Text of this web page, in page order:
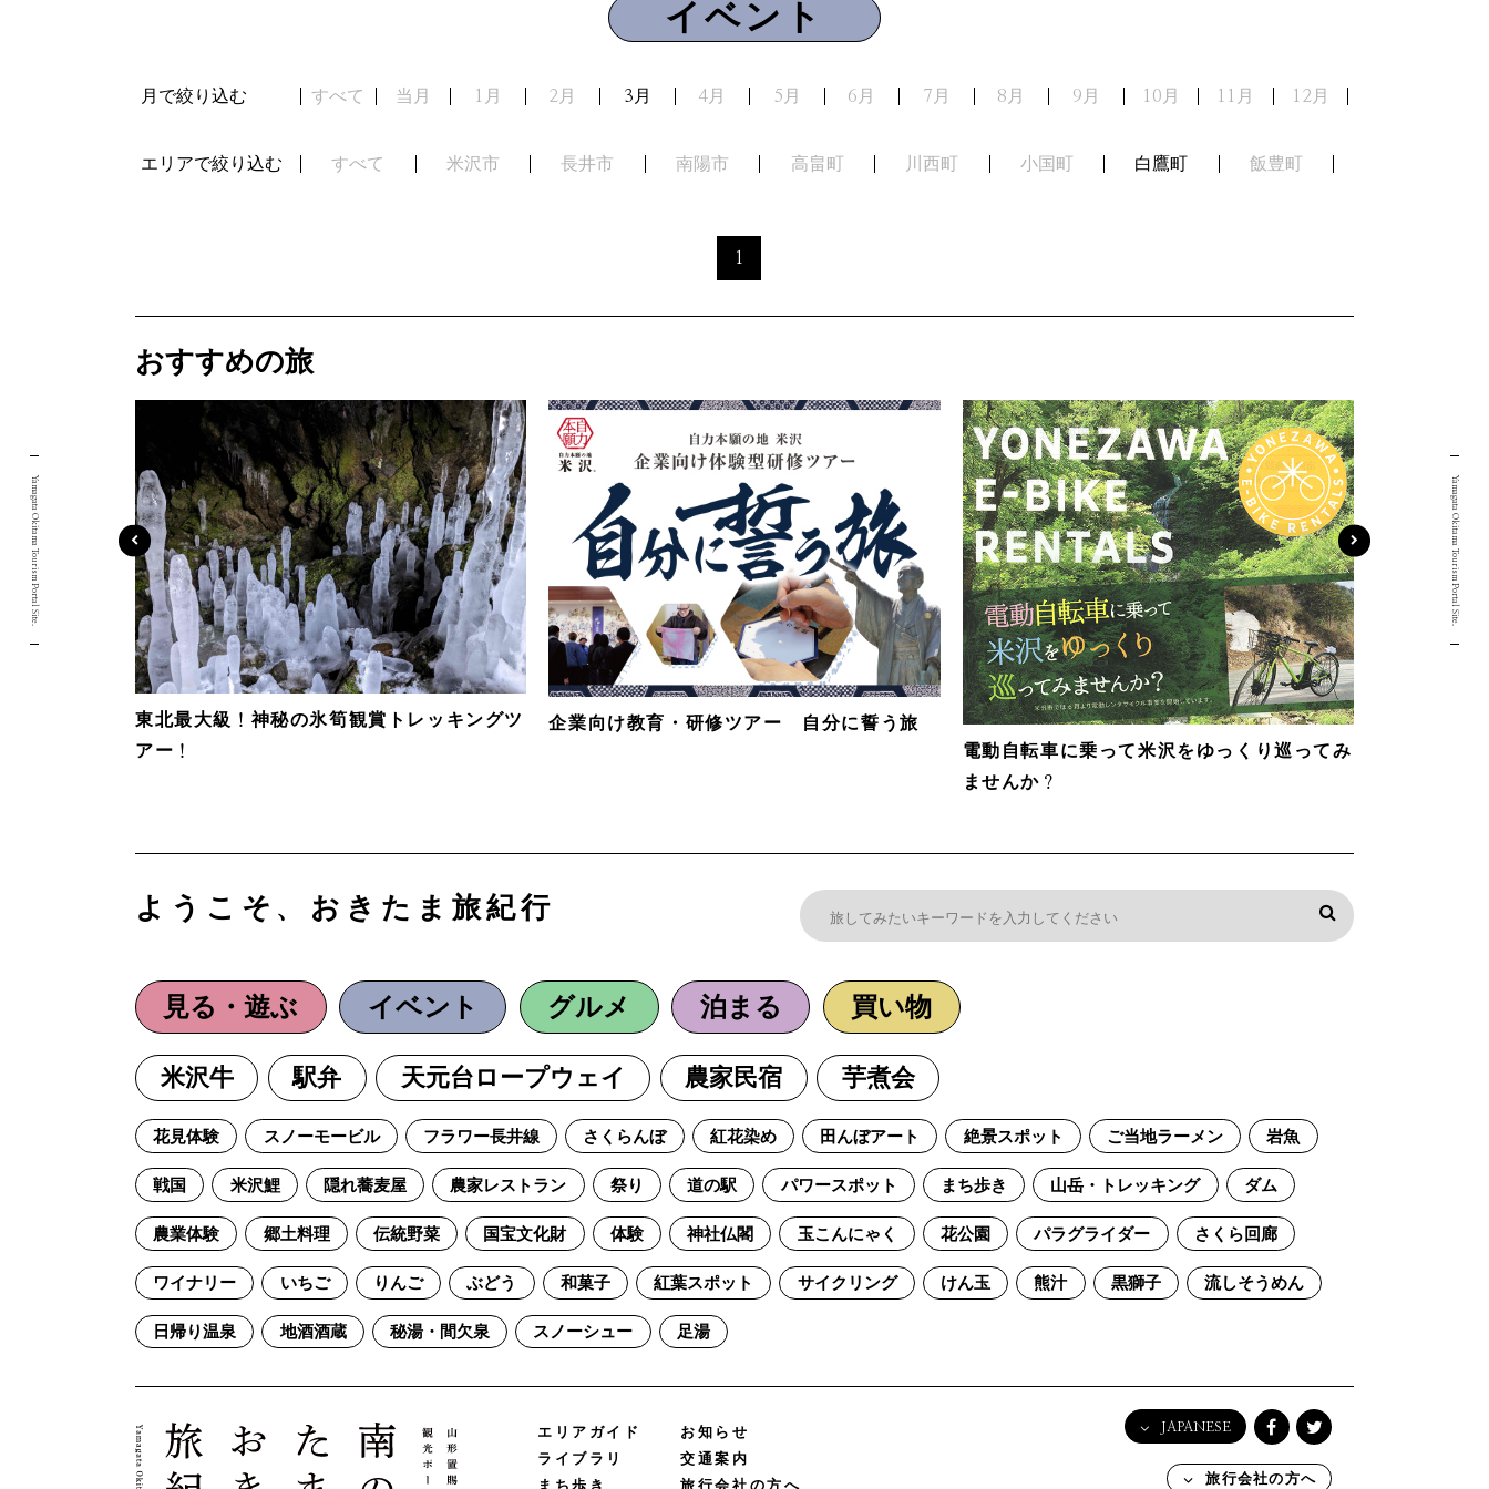
イベント
月で絞り込む すべて 当月 1月 2月 3月 4月 5月 6月 7月 8月 9月 10月 11月 12月
エリアで絞り込む すべて 米沢市 長井市 南陽市 高畠町 川西町 小国町 白鷹町 飯豊町
1
おすすめの旅
東北最大級！神秘の氷筍観賞トレッキングツ
アー！
企業向け教育・研修ツアー 自分に誓う旅
電動自転車に乗って米沢をゆっくり巡ってみ
ませんか？
ようこそ、おきたま旅紀行
見る・遊ぶ イベント グルメ 泊まる 買い物
米沢牛 駅弁 天元台ロープウェイ 農家民宿 芋煮会
花見体験 スノーモービル フラワー長井線 さくらんぼ 紅花染め 田んぼアート 絶景スポット ご当地ラーメン 岩魚
戦国 米沢鯉 隠れ蕎麦屋 農家レストラン 祭り 道の駅 パワースポット まち歩き 山岳・トレッキング ダム
農業体験 郷土料理 伝統野菜 国宝文化財 体験 神社仏閣 玉こんにゃく 花公園 パラグライダー さくら回廊
ワイナリー いちご りんご ぶどう 和菓子 紅葉スポット サイクリング けん玉 熊汁 黒獅子 流しそうめん
日帰り温泉 地酒酒蔵 秘湯・間欠泉 スノーシュー 足湯
エリアガイド
ライブラリ
まち歩き
お知らせ
交通案内
旅行会社の方へ
JAPANESE
English
旅行会社の方へ
Yamagata Okitama Tourism Portal Site. Yamagata Okitama Tourism Portal Site.